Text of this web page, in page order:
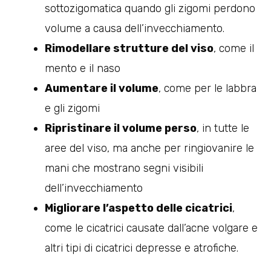
sottozigomatica quando gli zigomi perdono
volume a causa dell’invecchiamento.
Rimodellare strutture del viso, come il
mento e il naso
Aumentare il volume, come per le labbra
e gli zigomi
Ripristinare il volume perso, in tutte le
aree del viso, ma anche per ringiovanire le
mani che mostrano segni visibili
dell’invecchiamento
Migliorare l’aspetto delle cicatrici,
come le cicatrici causate dall’acne volgare e
altri tipi di cicatrici depresse e atrofiche.